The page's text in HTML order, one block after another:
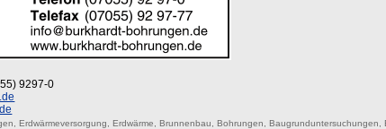
9297-0
,Erdwärmeversorgung ,Erdwärme ,Brunnenbau ,Bohrungen ,Baugrunduntersuchungen ,